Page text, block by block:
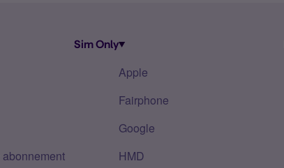
Sim Only
Apple
Fairphone
Google
HMD